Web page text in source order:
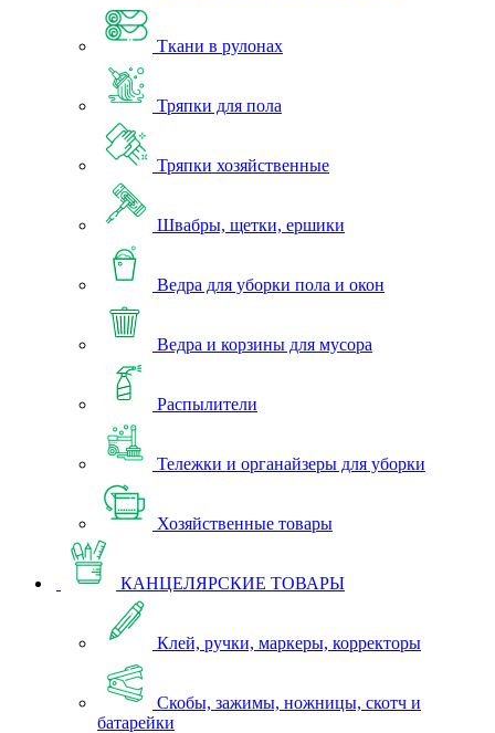
Ткани в рулонах
Тряпки для пола
Тряпки хозяйственные
Швабры, щетки, ершики
Ведра для уборки пола и окон
Ведра и корзины для мусора
Распылители
Тележки и органайзеры для уборки
Хозяйственные товары
КАНЦЕЛЯРСКИЕ ТОВАРЫ
Клей, ручки, маркеры, корректоры
Скобы, зажимы, ножницы, скотч и
батарейки